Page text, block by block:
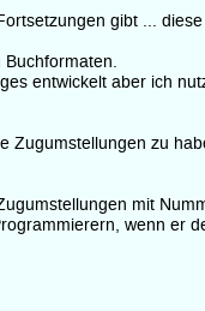
gibt ...
entwickelt aber ich
Zugumstellungen zu
mit
wenn er